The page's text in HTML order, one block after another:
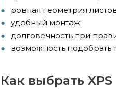
ровная геометрия
удобный монтаж;
долговечность при
возможность подобрать
Как выбрать